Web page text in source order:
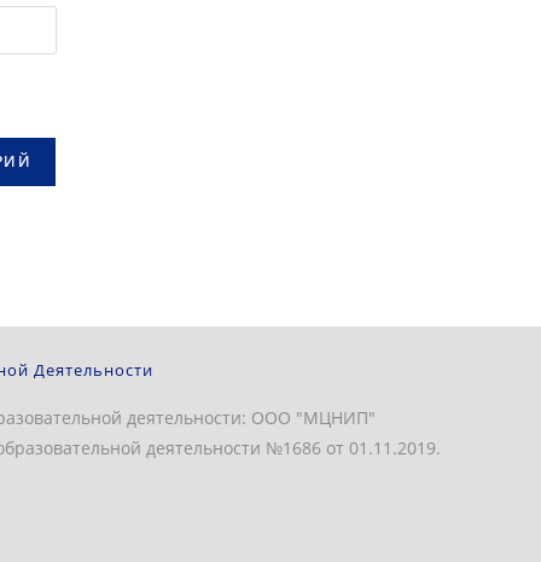
Деятельности
деятельности: ООО "МЦНИП"
деятельности №1686 от 01.11.2019.